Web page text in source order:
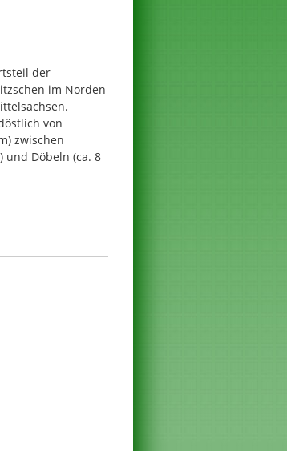
der
im Norden
von
zwischen
und Döbeln (ca. 8